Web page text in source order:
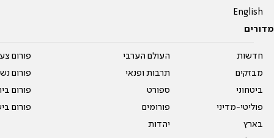
English
מדורים
חדשות
מבזקים
ביטחוני
פוליטי-מדיני
בארץ
העולם הערבי
תרבות ופנאי
ספורט
פורומים
יהדות
פורום
פורום
פורום
פורום